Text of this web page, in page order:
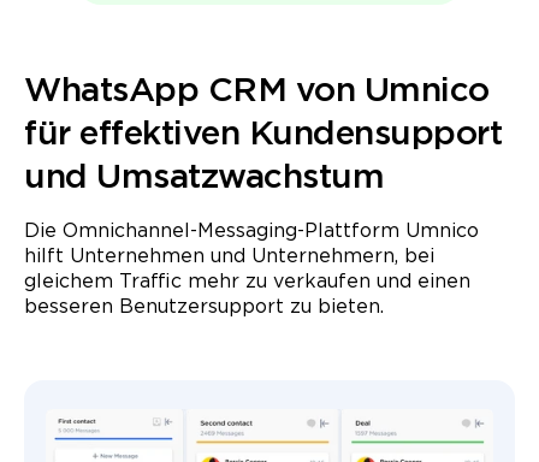
WhatsApp CRM von Umnico
für effektiven Kundensupport
und Umsatzwachstum
Die Omnichannel-Messaging-Plattform Umnico
hilft Unternehmen und Unternehmern, bei
gleichem Traffic mehr zu verkaufen und einen
besseren Benutzersupport zu bieten.